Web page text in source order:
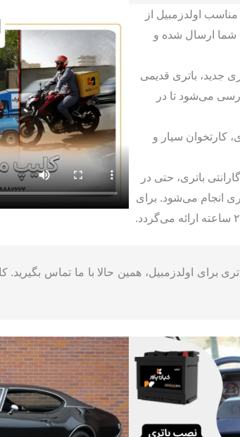
اولدزمبیل از
شما ارسال شده و
جدید، باتری قدیمی
می‌شود تا در
کارتخوان سیار و
باتری، حتی در
انجام می‌شود. برای
برای اولدزمبیل، همین حالا با ما تماس